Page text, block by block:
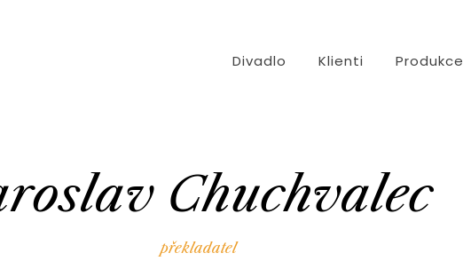
Divadlo Klienti Produkce
Chuchvalec
překladatel